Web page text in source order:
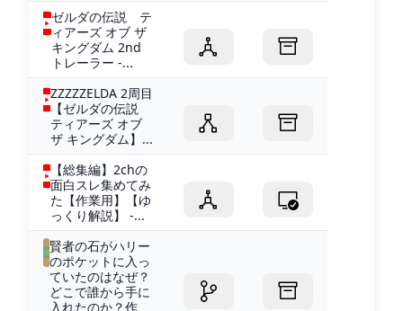
ゼルダの伝説 テ
ィアーズ オブ ザ
キングダム 2nd
トレーラー -...
ZZZZZELDA 2周目
【ゼルダの伝説
ティアーズ オブ
ザ キングダム】...
【総集編】2chの
面白スレ集めてみ
た【作業用】【ゆ
っくり解説】 -...
賢者の石がハリー
のポケットに入っ
ていたのはなぜ？
どこで誰から手に
入れたのか？作